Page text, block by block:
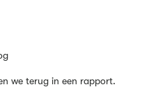
we terug in een rapport.